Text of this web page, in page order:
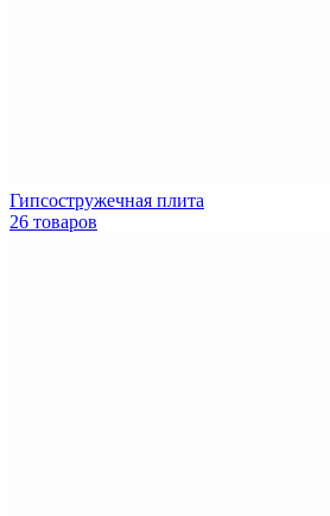
Гипсостружечная плита
26 товаров